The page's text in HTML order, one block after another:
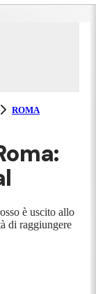
ROMA
è uscito allo
di raggiungere